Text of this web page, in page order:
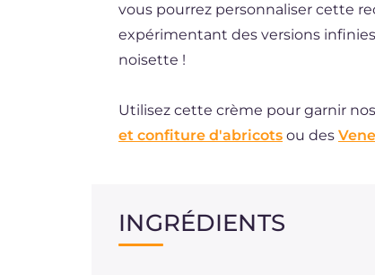
vous pourrez personnaliser cette
expérimentant des versions
noisette !
Utilisez cette crème pour garnir nos
et confiture d'abricots ou des
INGRÉDIENTS